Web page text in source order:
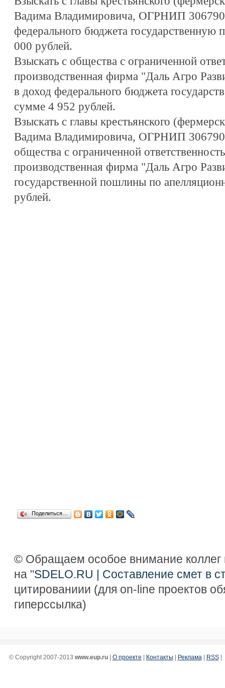
Вадима Владимировича, ОГРНИП
федерального бюджета
000 рублей.
Взыскать с общества с ограниченной
производственная фирма "Даль Агро
в доход федерального бюджета
сумме 4 952 рублей.
Взыскать с главы крестьянского
Вадима Владимировича, ОГРНИП
общества с ограниченной
производственная фирма "Даль Агро
государственной пошлины по
рублей.
Поделиться…
© Обращаем особое внимание коллег
на "SDELO.RU | Составление смет в
цитированиии (для on-line проектов
гиперссылка)
© Copyright 2007-2013 www.eup.ru| О проекте | Контакты | Реклама | RSS|